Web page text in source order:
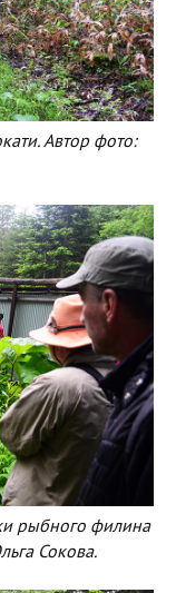
Автор фото:
рыбного филина
Сокова.